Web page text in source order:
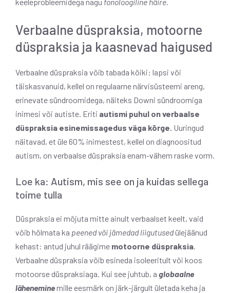
Verbaalne düspraksia, motoorne
düspraksia ja kaasnevad haigused
Verbaalne düspraksia võib tabada kõiki: lapsi või
täiskasvanuid, kellel on regulaarne närvisüsteemi areng,
erinevate sündroomidega, näiteks Downi sündroomiga
inimesi või autiste. Eriti autismi puhul on verbaalse
düspraksia esinemissagedus väga kõrge. Uuringud
näitavad, et üle 60% inimestest, kellel on diagnoositud
autism, on verbaalse düspraksia enam-vähem raske vorm.
Loe ka: Autism, mis see on ja kuidas sellega
toime tulla
Düspraksia ei mõjuta mitte ainult verbaalset keelt, vaid
võib hõlmata ka peened või jämedad liigutusedülejäänud
kehast: antud juhul räägime motoorne düspraksia
Verbaalne düspraksia võib esineda isoleeritult või koos
motoorse düspraksiaga. Kui see juhtub, a globaalne
läheneminemille eesmärk on järk-järgult ületada keha ja